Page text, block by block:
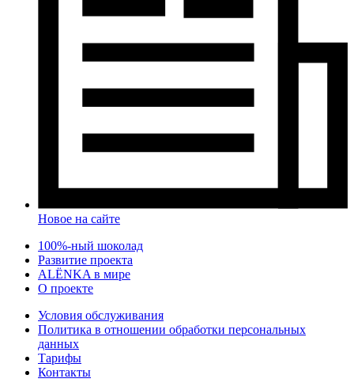
Новое на сайте
100%-ный шоколад
Развитие проекта
ALЁNKA в мире
О проекте
Условия обслуживания
Политика в отношении обработки персональных
данных
Тарифы
Контакты